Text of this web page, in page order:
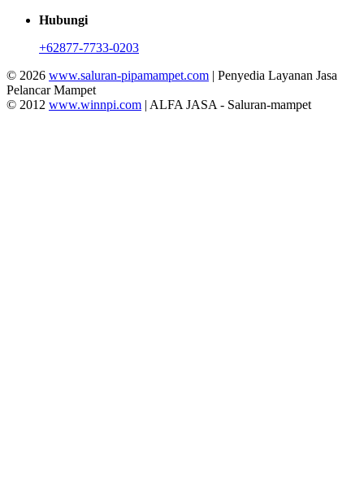
Hubungi
+62877-7733-0203
© 2026 www.saluran-pipamampet.com | Penyedia Layanan Jasa
Pelancar Mampet
© 2012 www.winnpi.com | ALFA JASA - Saluran-mampet